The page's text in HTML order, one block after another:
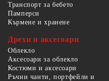
Транспорт за бебето
Памперси
Кърмене и хранене
Дрехи и аксесоари
Облекло
Аксесоари за облекло
Костюми и аксесоари
Ръчни чанти, портфейли и